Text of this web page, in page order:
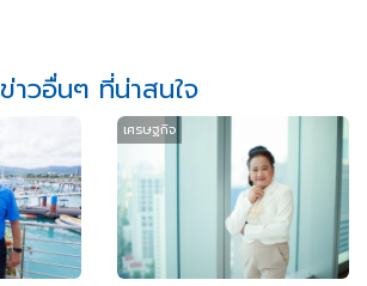
ข่าวอื่นๆ ที่น่าสนใจ
เศรษฐกิจ